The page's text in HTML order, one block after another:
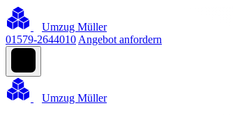
Umzug Müller
01579-2644010 Angebot anfordern
Umzug Müller